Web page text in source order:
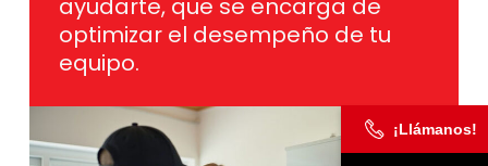
ayudarte, que se encarga de
optimizar el desempeño de tu
equipo.
¡Llámanos!